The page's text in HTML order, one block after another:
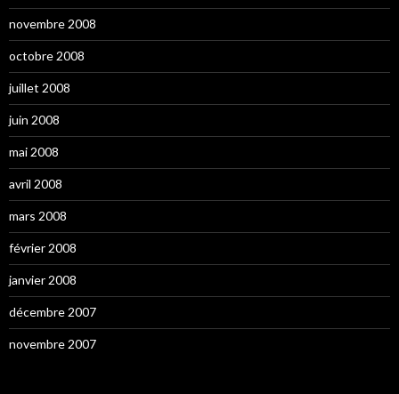
novembre 2008
octobre 2008
juillet 2008
juin 2008
mai 2008
avril 2008
mars 2008
février 2008
janvier 2008
décembre 2007
novembre 2007